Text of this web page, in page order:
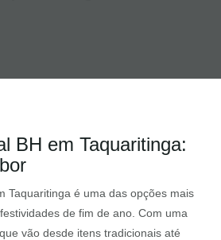
BH em Taquaritinga:
Taquaritinga é uma das opções mais
de fim de ano. Com uma
vão desde itens tradicionais até